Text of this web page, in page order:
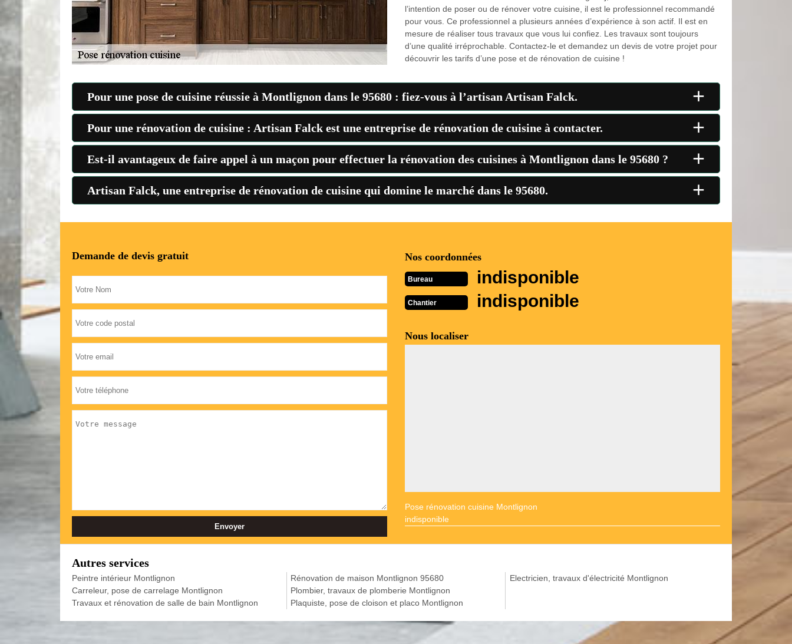
l’intention de poser ou de rénover votre cuisine, il est le professionnel recommandé
pour vous. Ce professionnel a plusieurs années d’expérience à son actif. Il est en
mesure de réaliser tous travaux que vous lui confiez. Les travaux sont toujours
d’une qualité irréprochable. Contactez-le et demandez un devis de votre projet pour
découvrir les tarifs d’une pose et de rénovation de cuisine !
Pour une pose de cuisine réussie à Montlignon dans le 95680 : fiez-vous à l’artisan Artisan Falck. +
Pour une rénovation de cuisine : Artisan Falck est une entreprise de rénovation de cuisine à contacter. +
Est-il avantageux de faire appel à un maçon pour effectuer la rénovation des cuisines à Montlignon dans le 95680 ? +
Artisan Falck, une entreprise de rénovation de cuisine qui domine le marché dans le 95680. +
Demande de devis gratuit Nos coordonnées
Bureau indisponible
Chantier indisponible
Nous localiser
Pose rénovation cuisine Montlignon
indisponible
Autres services
Peintre intérieur Montlignon
Carreleur, pose de carrelage Montlignon
Travaux et rénovation de salle de bain Montlignon
Rénovation de maison Montlignon 95680
Plombier, travaux de plomberie Montlignon
Plaquiste, pose de cloison et placo Montlignon
Electricien, travaux d'électricité Montlignon